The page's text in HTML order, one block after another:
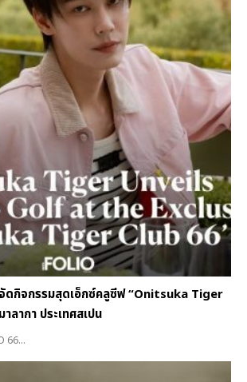
กิจกรรมสุดเอ็กซ์คลูซีฟ “Onitsuka Tiger
ลากา ประเทศสเปน
66...